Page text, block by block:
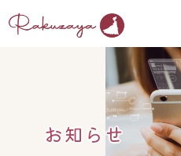
TOP
はじめての方へ▼
お悩み温活ガイド▼
店舗一覧▼
お知らせ